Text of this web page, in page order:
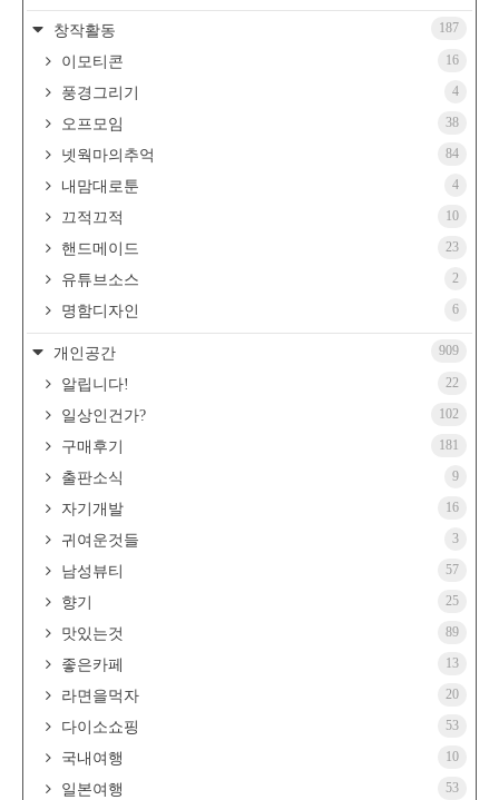
창작활동 187
이모티콘 16
풍경그리기 4
오프모임 38
넷웍마의추억 84
내맘대로툰 4
끄적끄적 10
핸드메이드 23
유튜브소스 2
명함디자인 6
개인공간 909
알립니다! 22
일상인건가? 102
구매후기 181
출판소식 9
자기개발 16
귀여운것들 3
남성뷰티 57
향기 25
맛있는것 89
좋은카페 13
라면을먹자 20
다이소쇼핑 53
국내여행 10
일본여행 53